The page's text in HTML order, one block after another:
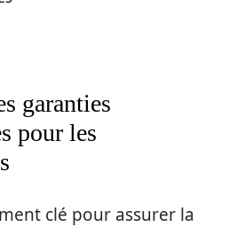
garanties
pour les
clé pour assurer la